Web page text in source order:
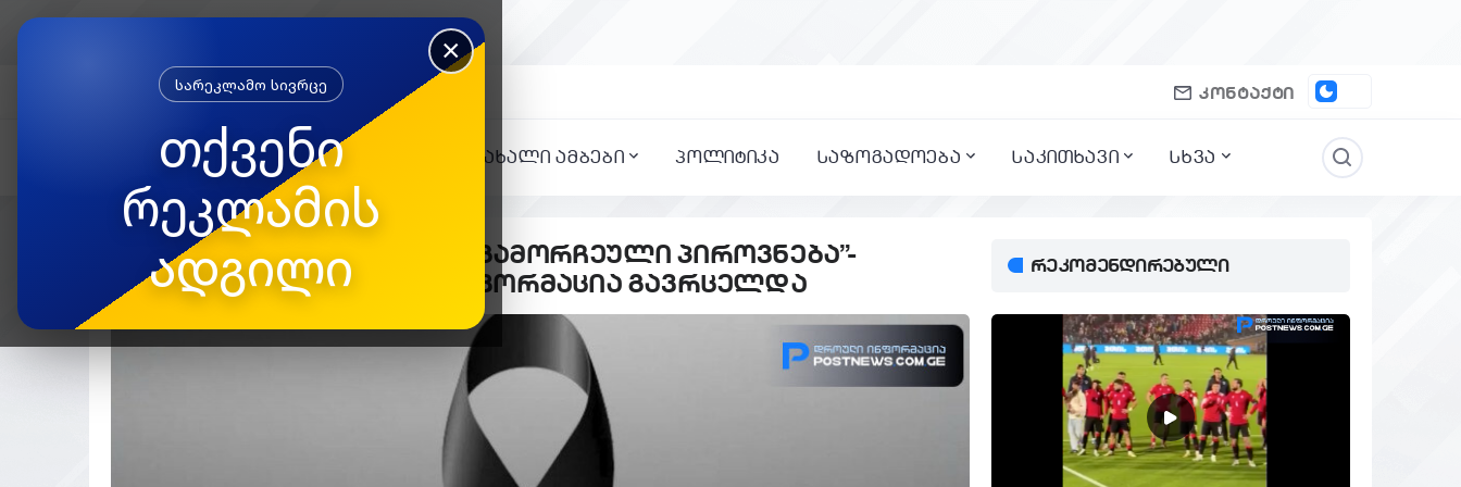
×
სარეკლამო სივრცე
თქვენი
რეკლამის
ადგილი
FACEBOOK კონტაქტი
ახალი ამბები პოლიტიკა საზოგადოება საკითხავი სხვა
“იყო კეთილშობილებით გამორჩეული პიროვნება”-
ახლახანს სამწუხარო ინფორმაცია გავრცელდა
რეკომენდირებული